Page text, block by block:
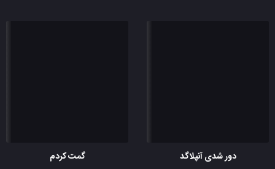
دور شدی آنپلاگد
گمت کردم